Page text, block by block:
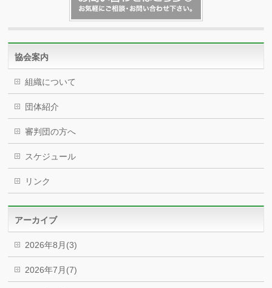
協会案内
組織について
団体紹介
審判団の方へ
スケジュール
リンク
アーカイブ
2026年8月(3)
2026年7月(7)